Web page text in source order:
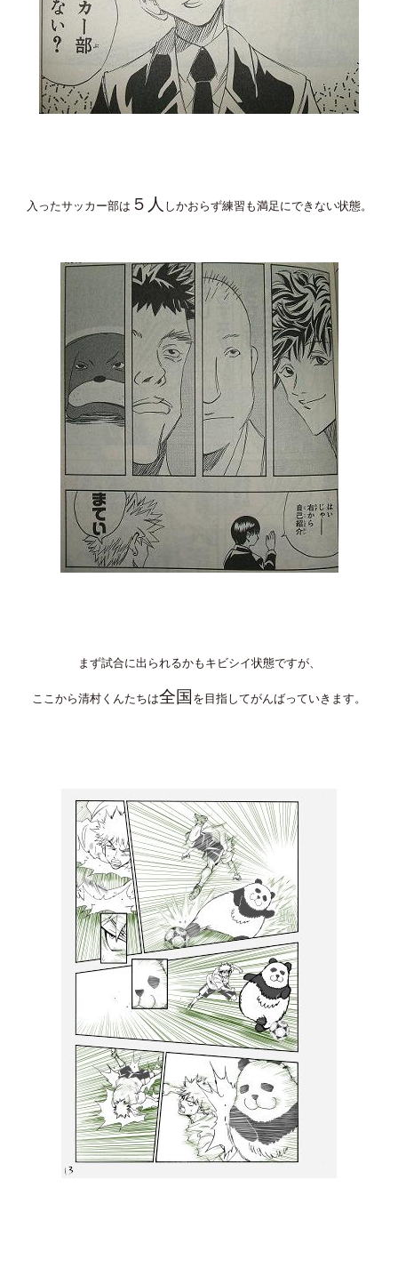
入ったサッカー部は ５人 しかおらず練習も満足にできない状態。
まず試合に出られるかもキビシイ状態ですが、
ここから清村くんたちは全国 を目指してがんばっていきます。